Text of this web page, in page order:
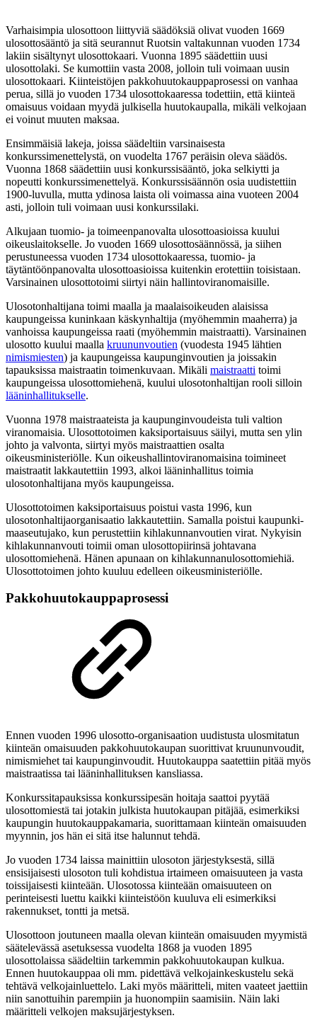
Varhaisimpia ulosottoon liittyviä säädöksiä olivat vuoden 1669
ulosottosääntö ja sitä seurannut Ruotsin valtakunnan vuoden 1734
lakiin sisältynyt ulosottokaari. Vuonna 1895 säädettiin uusi
ulosottolaki. Se kumottiin vasta 2008, jolloin tuli voimaan uusin
ulosottokaari. Kiinteistöjen pakkohuutokauppaprosessi on vanhaa
perua, sillä jo vuoden 1734 ulosottokaaressa todettiin, että kiinteä
omaisuus voidaan myydä julkisella huutokaupalla, mikäli velkojaan
ei voinut muuten maksaa.
Ensimmäisiä lakeja, joissa säädeltiin varsinaisesta
konkurssimenettelystä, on vuodelta 1767 peräisin oleva säädös.
Vuonna 1868 säädettiin uusi konkurssisääntö, joka selkiytti ja
nopeutti konkurssimenettelyä. Konkurssisäännön osia uudistettiin
1900-luvulla, mutta ydinosa laista oli voimassa aina vuoteen 2004
asti, jolloin tuli voimaan uusi konkurssilaki.
Alkujaan tuomio- ja toimeenpanovalta ulosottoasioissa kuului
oikeuslaitokselle. Jo vuoden 1669 ulosottosäännössä, ja siihen
perustuneessa vuoden 1734 ulosottokaaressa, tuomio- ja
täytäntöönpanovalta ulosottoasioissa kuitenkin erotettiin toisistaan.
Varsinainen ulosottotoimi siirtyi näin hallintoviranomaisille.
Ulosotonhaltijana toimi maalla ja maalaisoikeuden alaisissa
kaupungeissa kuninkaan käskynhaltija (myöhemmin maaherra) ja
vanhoissa kaupungeissa raati (myöhemmin maistraatti). Varsinainen
ulosotto kuului maalla kruununvoutien (vuodesta 1945 lähtien
nimismiesten) ja kaupungeissa kaupunginvoutien ja joissakin
tapauksissa maistraatin toimenkuvaan. Mikäli maistraatti toimi
kaupungeissa ulosottomiehenä, kuului ulosotonhaltijan rooli silloin
lääninhallitukselle.
Vuonna 1978 maistraateista ja kaupunginvoudeista tuli valtion
viranomaisia. Ulosottotoimen kaksiportaisuus säilyi, mutta sen ylin
johto ja valvonta, siirtyi myös maistraattien osalta
oikeusministeriölle. Kun oikeushallintoviranomaisina toimineet
maistraatit lakkautettiin 1993, alkoi lääninhallitus toimia
ulosotonhaltijana myös kaupungeissa.
Ulosottotoimen kaksiportaisuus poistui vasta 1996, kun
ulosotonhaltijaorganisaatio lakkautettiin. Samalla poistui kaupunki-
maaseutujako, kun perustettiin kihlakunnanvoutien virat. Nykyisin
kihlakunnanvouti toimii oman ulosottopiirinsä johtavana
ulosottomiehenä. Hänen apunaan on kihlakunnanulosottomiehiä.
Ulosottotoimen johto kuuluu edelleen oikeusministeriölle.
Pakkohuutokauppaprosessi
Ennen vuoden 1996 ulosotto-organisaation uudistusta ulosmitatun
kiinteän omaisuuden pakkohuutokaupan suorittivat kruununvoudit,
nimismiehet tai kaupunginvoudit. Huutokauppa saatettiin pitää myös
maistraatissa tai lääninhallituksen kansliassa.
Konkurssitapauksissa konkurssipesän hoitaja saattoi pyytää
ulosottomiestä tai jotakin julkista huutokaupan pitäjää, esimerkiksi
kaupungin huutokauppakamaria, suorittamaan kiinteän omaisuuden
myynnin, jos hän ei sitä itse halunnut tehdä.
Jo vuoden 1734 laissa mainittiin ulosoton järjestyksestä, sillä
ensisijaisesti ulosoton tuli kohdistua irtaimeen omaisuuteen ja vasta
toissijaisesti kiinteään. Ulosotossa kiinteään omaisuuteen on
perinteisesti luettu kaikki kiinteistöön kuuluva eli esimerkiksi
rakennukset, tontti ja metsä.
Ulosottoon joutuneen maalla olevan kiinteän omaisuuden myymistä
säätelevässä asetuksessa vuodelta 1868 ja vuoden 1895
ulosottolaissa säädeltiin tarkemmin pakkohuutokaupan kulkua.
Ennen huutokauppaa oli mm. pidettävä velkojainkeskustelu sekä
tehtävä velkojainluettelo. Laki myös määritteli, miten vaateet jaettiin
niin sanottuihin parempiin ja huonompiin saamisiin. Näin laki
määritteli velkojen maksujärjestyksen.